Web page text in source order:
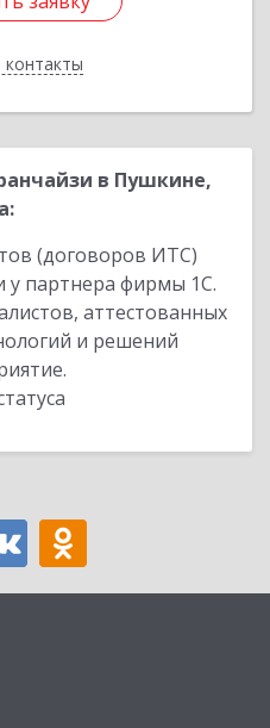
контакты
в Пушкине,
(договоров ИТС)
у партнера фирмы 1С.
аттестованных
и решений